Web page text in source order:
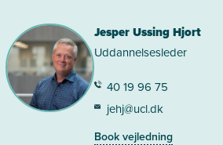
Jesper Ussing Hjort
Uddannelsesleder
40 19 96 75
jehj@ucl.dk
Book vejledning